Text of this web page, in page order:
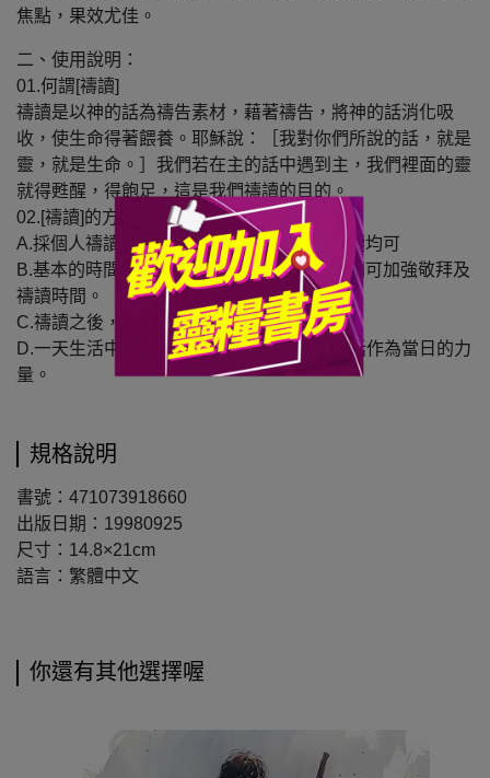
焦點，果效尤佳。
二、使用說明：
01.何謂[禱讀]
禱讀是以神的話為禱告素材，藉著禱告，將神的話消化吸
收，使生命得著餵養。耶穌說：［我對你們所說的話，就是
靈，就是生命。］我們若在主的話中遇到主，我們裡面的靈
就得甦醒，得飽足，這是我們禱讀的目的。
02.[禱讀]的方式
A.採個人禱讀、二個人電話禱讀、或小組禱讀均可
B.基本的時間分配如下，若有更長的靈修時間可加強敬拜及
禱讀時間。
C.禱讀之後，儘量將經文背誦記憶
D.一天生活中反覆默想經文，禱告，以神的話作為當日的力
量。
規格說明
書號：471073918660
出版日期：19980925
尺寸：14.8×21cm
語言：繁體中文
你還有其他選擇喔